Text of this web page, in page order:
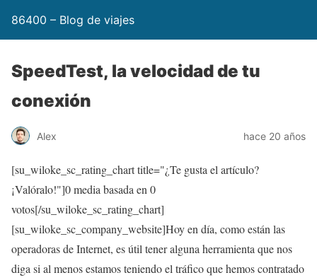
86400 – Blog de viajes
SpeedTest, la velocidad de tu
conexión
Alex hace 20 años
[su_wiloke_sc_rating_chart title="¿Te gusta el artículo?
¡Valóralo!"]0media basada en 0
votos[/su_wiloke_sc_rating_chart]
[su_wiloke_sc_company_website]Hoy en día, como están las
operadoras de Internet, es útil tener alguna herramienta que nos
diga si al menos estamos teniendo el tráfico que hemos contratado